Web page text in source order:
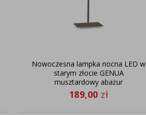
Nowoczesna lampka nocna LED w
starym złocie GENUA
musztardowy abażur
189,00 zł